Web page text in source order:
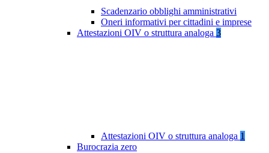
Scadenzario obblighi amministrativi
Oneri informativi per cittadini e imprese
Attestazioni OIV o struttura analoga 3
Attestazioni OIV o struttura analoga 1
Burocrazia zero